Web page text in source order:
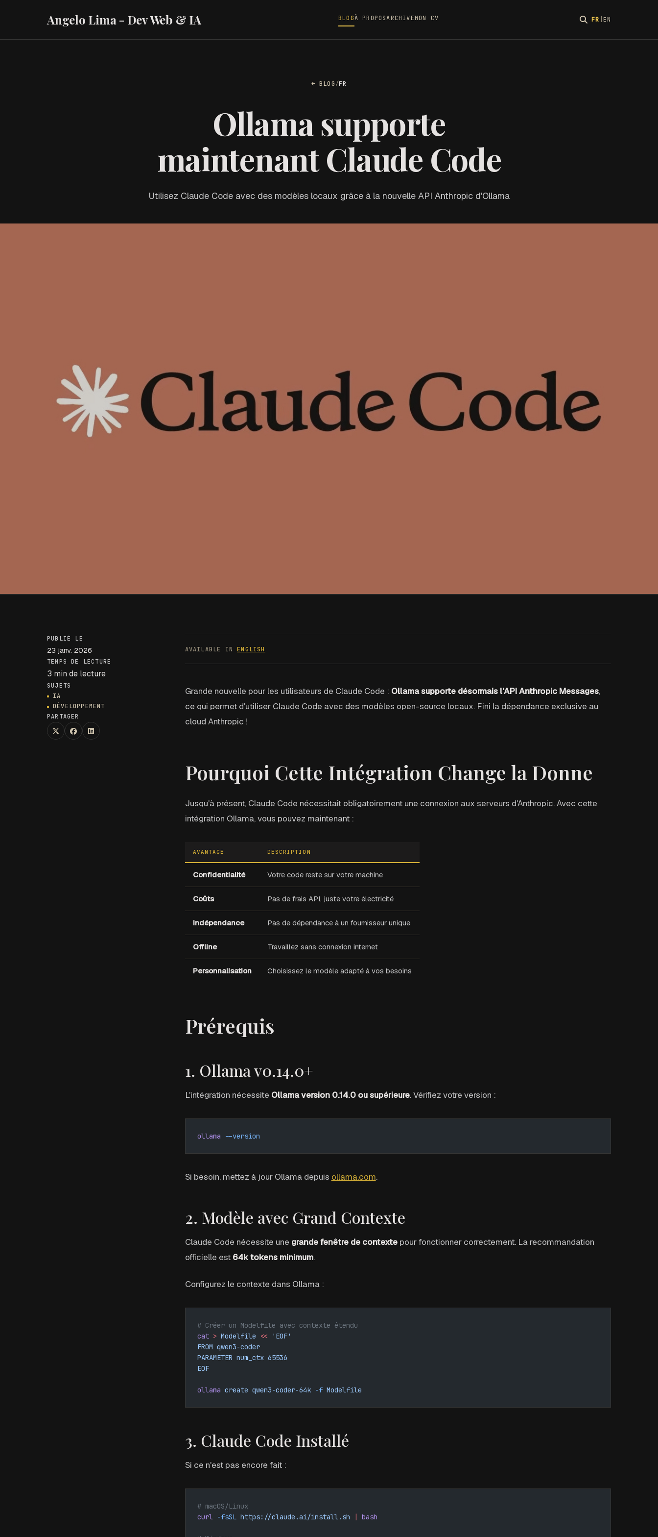
Angelo Lima - Dev Web & IA BLOGÀ PROPOSARCHIVEMON CV FR EN
← BLOG/FR
Ollama supporte
maintenant Claude Code
Utilisez Claude Code avec des modèles locaux grâce à la nouvelle API Anthropic d'Ollama
PUBLIÉ LE
23 janv. 2026
TEMPS DE LECTURE
3 min de lecture
SUJETS
IA
DÉVELOPPEMENT
PARTAGER
Share:
X (Twitter)
Facebook
LinkedIn
AVAILABLE INENGLISH
Grande nouvelle pour les utilisateurs de Claude Code : Ollama supporte désormais l'API Anthropic Messages,
ce qui permet d'utiliser Claude Code avec des modèles open-source locaux. Fini la dépendance exclusive au
cloud Anthropic !
Pourquoi Cette Intégration Change la Donne
Jusqu'à présent, Claude Code nécessitait obligatoirement une connexion aux serveurs d'Anthropic. Avec cette
intégration Ollama, vous pouvez maintenant :
AVANTAGE DESCRIPTION
Confidentialité Votre code reste sur votre machine
Coûts Pas de frais API, juste votre électricité
Indépendance Pas de dépendance à un fournisseur unique
Offline Travaillez sans connexion internet
Personnalisation Choisissez le modèle adapté à vos besoins
Prérequis
1. Ollama v0.14.0+
L'intégration nécessite Ollama version 0.14.0 ou supérieure. Vérifiez votre version :
ollama --version
Si besoin, mettez à jour Ollama depuis ollama.com.
2. Modèle avec Grand Contexte
Claude Code nécessite une grande fenêtre de contextepour fonctionner correctement. La recommandation
officielle est 64k tokens minimum.
Configurez le contexte dans Ollama :
# Créer un Modelfile avec contexte étendu
cat > Modelfile << 'EOF'
FROM qwen3-coder
PARAMETER num_ctx 65536
EOF
ollama create qwen3-coder-64k -f Modelfile
3. Claude Code Installé
Si ce n'est pas encore fait :
# macOS/Linux
curl -fsSL https://claude.ai/install.sh | bash